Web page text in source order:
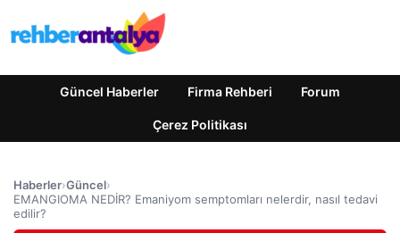
Güncel Haberler Firma Rehberi Forum
Çerez Politikası
Haberler›Güncel›
EMANGIOMA NEDİR? Emaniyom semptomları nelerdir, nasıl tedavi
edilir?